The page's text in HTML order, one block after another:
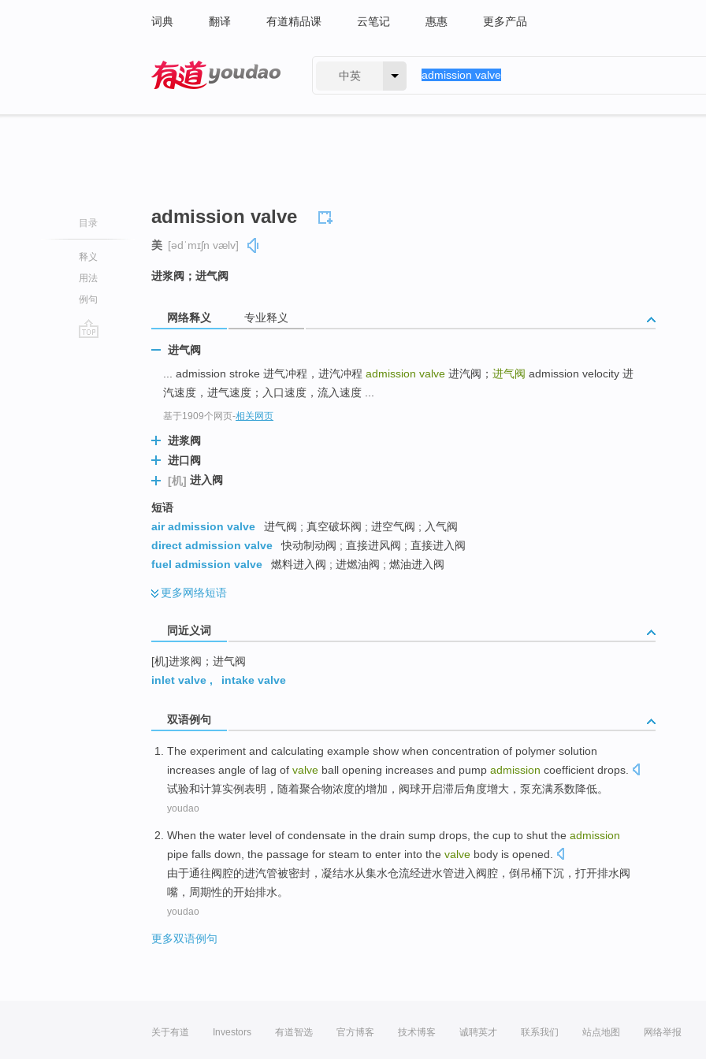
词典 翻译 有道精品课 云笔记 惠惠 更多产品
中英
目录
释义
用法
例句
admission valve
美 [ədˈmɪʃn vælv]
进浆阀；进气阀
网络释义 专业释义
进气阀
... admission stroke 进气冲程，进汽冲程 admission valve 进汽阀； 进气阀 admission velocity 进
汽速度，进气速度；入口速度，流入速度 ...
基于1909个网页-相关网页
进浆阀
进口阀
[机] 进入阀
短语
air admission valve
进气阀 ; 真空破坏阀 ; 进空气阀 ; 入气阀
direct admission valve
快动制动阀 ; 直接进风阀 ; 直接进入阀
fuel admission valve
燃料进入阀 ; 进燃油阀 ; 燃油进入阀
更多网络短语
同近义词
[机]进浆阀；进气阀
inlet valve , intake valve
双语例句
The experiment and calculating example show when concentration of polymer solution
increases angle of lag of valve ball opening increases and pump admission coefficient drops
试验和计算实例表明 ，随着聚合物浓度的增加 ， 阀球开启滞后角度增大 ， 泵充满系数降低。
youdao
When the water level of condensate in the drain sump drops, the cup to shut the admission
pipe falls down , the passage for steam to enter into the valve body is opened
由于通往阀腔的进汽管被密封， 凝结水从集水仓流经进水管进入阀腔， 倒 吊桶下沉， 打开排水阀
嘴，周期性的开始排水。
youdao
更多双语例句
关于有道 Investors 有道智选 官方博客 技术博客 诚聘英才 联系我们 站点地图 网络举报